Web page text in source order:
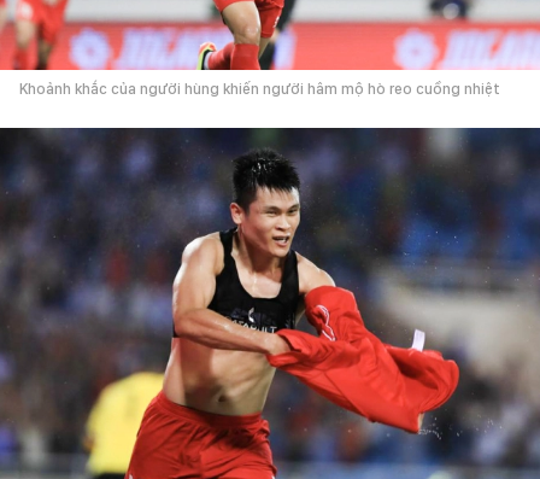
Khoảnh khắc của người hùng khiến người hâm mộ hò reo cuồng nhiệt